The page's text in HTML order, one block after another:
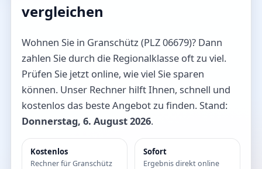
vergleichen
Wohnen Sie in Granschütz (PLZ 06679)? Dann
zahlen Sie durch die Regionalklasse oft zu viel.
Prüfen Sie jetzt online, wie viel Sie sparen
können. Unser Rechner hilft Ihnen, schnell und
kostenlos das beste Angebot zu finden. Stand:
Donnerstag, 6. August 2026.
Kostenlos
Rechner für Granschütz
Sofort
Ergebnis direkt online